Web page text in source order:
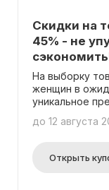
Скидки на
45% - не
На выборку
женщин в
уникальное
веб-сайт, где
скидки нет
до 12 августа
Открыть